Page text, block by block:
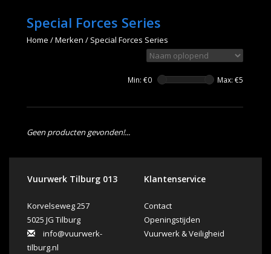
Special Forces Series
Home /Merken / Special Forces Series
Min: €0 Max: €5
Geen producten gevonden!...
Vuurwerk Tilburg 013
Korvelseweg 257
5025 JG Tilburg
info@vuurwerk-
tilburg.nl
Klantenservice
Contact
Openingstijden
Vuurwerk & Veiligheid